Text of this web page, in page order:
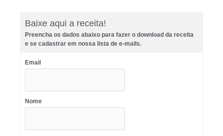
Baixe aqui a receita!
Preencha os dados abaixo para fazer o download da receita
e se cadastrar em nossa lista de e-mails.
Email
Nome